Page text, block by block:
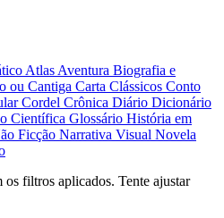
AtlasAventura Biografia e
ou Cantiga Carta Clássicos Conto
Cordel Crônica Diário Dicionário
Científica Glossário História em
Ficção Narrativa Visual Novela
filtros aplicados. Tente ajustar